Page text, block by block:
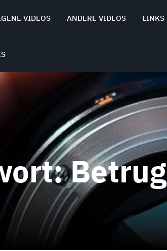
VIDEOS ANDERE VIDEOS LINKS
Betrug